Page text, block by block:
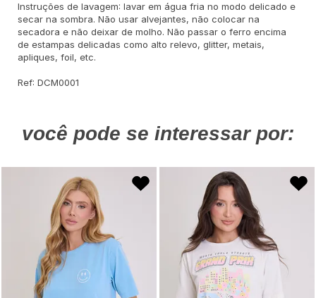
Instruções de lavagem: lavar em água fria no modo delicado e
secar na sombra. Não usar alvejantes, não colocar na
secadora e não deixar de molho. Não passar o ferro encima
de estampas delicadas como alto relevo, glitter, metais,
apliques, foil, etc.
Ref: DCM0001
você pode se interessar por: